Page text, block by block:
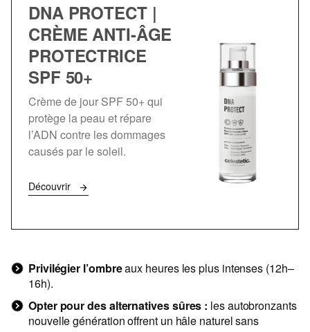
DNA PROTECT |
CRÈME ANTI-ÂGE
PROTECTRICE
SPF 50+
Crème de jour SPF 50+ qui
protège la peau et répare
l’ADN contre les dommages
causés par le soleil.
Découvrir
Privilégier l’ombreaux heures les plus intenses (12h–
16h).
Opter pour des alternatives sûres : les autobronzants
nouvelle génération offrent un hâle naturel sans